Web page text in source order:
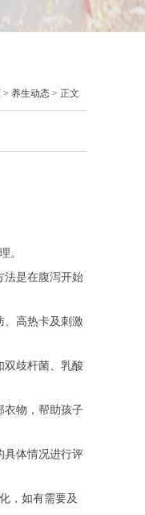
> 养生动态 > 正文
。
法是在腹泻开始
、高热卡及刺激
双歧杆菌、乳酸
衣物，帮助孩子
具体情况进行评
，如有需要及